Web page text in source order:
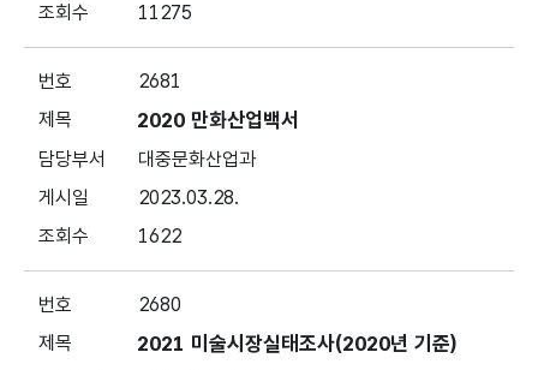
11275
2681
2020 만화산업백서
대중문화산업과
2023.03.28.
1622
2680
2021 미술시장실태조사(2020년 기준)